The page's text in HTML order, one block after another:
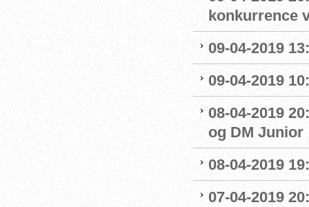
konkurrence
09-04-2019
09-04-2019
08-04-2019
og DM Junior
08-04-2019
07-04-2019